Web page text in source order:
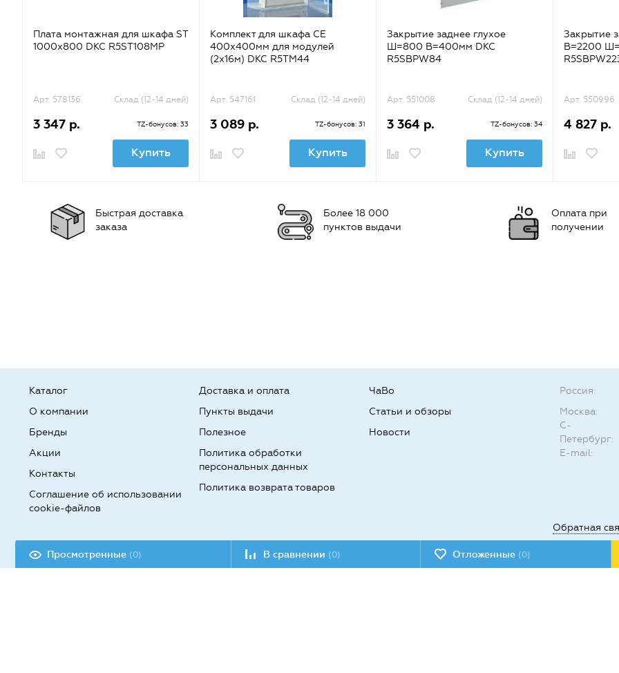
Плата монтажная для шкафа ST
1000х800 DKC R5ST108MP
Арт. 578136 Склад (12-14 дней)
3 347 р. TZ-бонусов: 33
Купить
Комплект для шкафа CE
400х400мм для модулей
(2х16м) DKC R5TM44
Арт. 547161 Склад (12-14 дней)
3 089 р. TZ-бонусов: 31
Купить
Закрытие заднее глухое
Ш=800 В=400мм DKC
R5SBPW84
Арт. 551008 Склад (12-14 дней)
3 364 р. TZ-бонусов: 34
Купить
Закрытие
В=2200
Арт. 550996
4 827 р.
Быстрая доставка
заказа
Более 18 000
пунктов выдачи
Оплата при
получении
Каталог
О компании
Бренды
Доставка и оплата
Пункты выдачи
Полезное
ЧаВо
Статьи и обзоры
Новости
Акции
Контакты
Соглашение об использовании
cookie-файлов
Политика обработки
персональных данных
Политика возврата товаров
Разработка сайта:
Россия:
Москва:
С-
Петербург:
E-mail:
Обратная
Просмотренные (0) В сравнении (0) Отложенные (0)